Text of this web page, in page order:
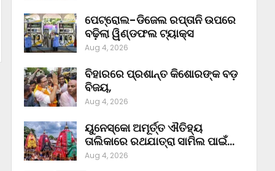
ପେଟ୍ରୋଲ-ଡିଜେଲ ରପ୍ତାନି ଉପରେ
ବଢ଼ିଲା ୱିଣ୍ଡଫଲ ଟ୍ୟାକ୍ସ
Aug 4, 2026
ବିହାରରେ ପ୍ରଶାନ୍ତ କିଶୋରଙ୍କ ବଡ଼
ବିଜୟ,
Aug 4, 2026
ୟୁନେସ୍କୋ ଅମୂର୍ତ୍ତ ଐତିହ୍ୟ
ତାଲିକାରେ ରଥଯାତ୍ରା ସାମିଲ ପାଇଁ…
Aug 4, 2026